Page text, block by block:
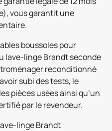
vous garantit une
boussoles pour
lave-linge Brandt seconde
reconditionné
subi des tests, le
pièces usées ainsi qu’un
par le revendeur.
linge Brandt